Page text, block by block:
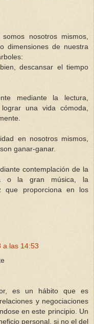
nosotros mismos,
dimensiones de nuestra
descansar el tiempo
mediante la lectura,
una vida cómoda,
en nosotros mismos,
ganar-ganar.
contemplación de la
o la gran música, la
que proporciona en los
a las 14:53
es un hábito que es
y negociaciones
en este principio. Un
personal, si no el del